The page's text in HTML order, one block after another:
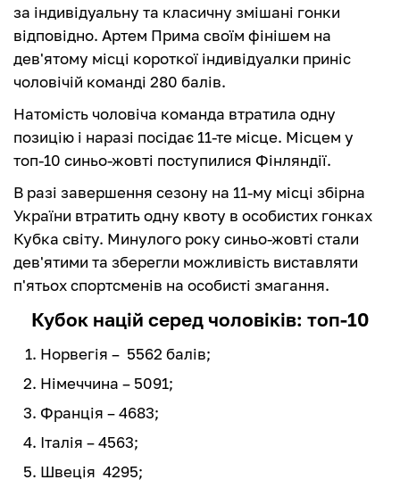
за індивідуальну та класичну змішані гонки
відповідно. Артем Прима своїм фінішем на
дев'ятому місці короткої індивідуалки приніс
чоловічій команді 280 балів.
Натомість чоловіча команда втратила одну
позицію і наразі посідає 11-те місце. Місцем у
топ-10 синьо-жовті поступилися Фінляндії.
В разі завершення сезону на 11-му місці збірна
України втратить одну квоту в особистих гонках
Кубка світу. Минулого року синьо-жовті стали
дев'ятими та зберегли можливість виставляти
п'ятьох спортсменів на особисті змагання.
Кубок націй серед чоловіків: топ-10
Норвегія – 5562 балів;
Німеччина – 5091;
Франція – 4683;
Італія – 4563;
Швеція 4295;